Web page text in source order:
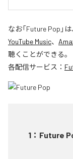
なお「Future Pop 」は
YouTube Music、
聴くことができる。
各配信サービス：
1 ： Future